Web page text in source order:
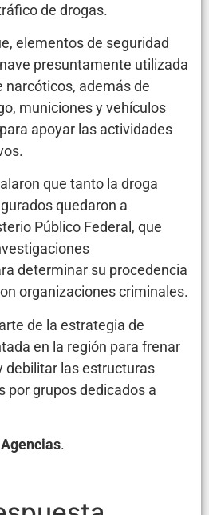
de drogas.
elementos de seguridad
presuntamente utilizada
narcóticos, además de
municiones y vehículos
apoyar las actividades
que tanto la droga
quedaron a
Público Federal, que
determinar su procedencia
organizaciones criminales.
de la estrategia de
en la región para frenar
debilitar las estructuras
por grupos dedicados a
.